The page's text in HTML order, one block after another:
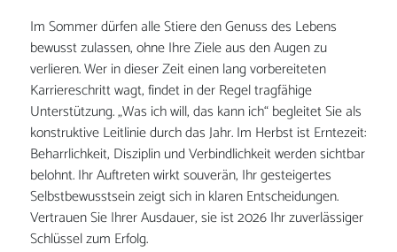
Im Sommer dürfen alle Stiere den Genuss des Lebens
bewusst zulassen, ohne Ihre Ziele aus den Augen zu
verlieren. Wer in dieser Zeit einen lang vorbereiteten
Karriereschritt wagt, findet in der Regel tragfähige
Unterstützung. „Was ich will, das kann ich“ begleitet Sie als
konstruktive Leitlinie durch das Jahr. Im Herbst ist Erntezeit:
Beharrlichkeit, Disziplin und Verbindlichkeit werden sichtbar
belohnt. Ihr Auftreten wirkt souverän, Ihr gesteigertes
Selbstbewusstsein zeigt sich in klaren Entscheidungen.
Vertrauen Sie Ihrer Ausdauer, sie ist 2026 Ihr zuverlässiger
Schlüssel zum Erfolg.